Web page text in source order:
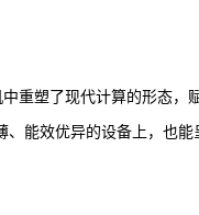
重塑了现代计算的形态，
能效优异的设备上，也